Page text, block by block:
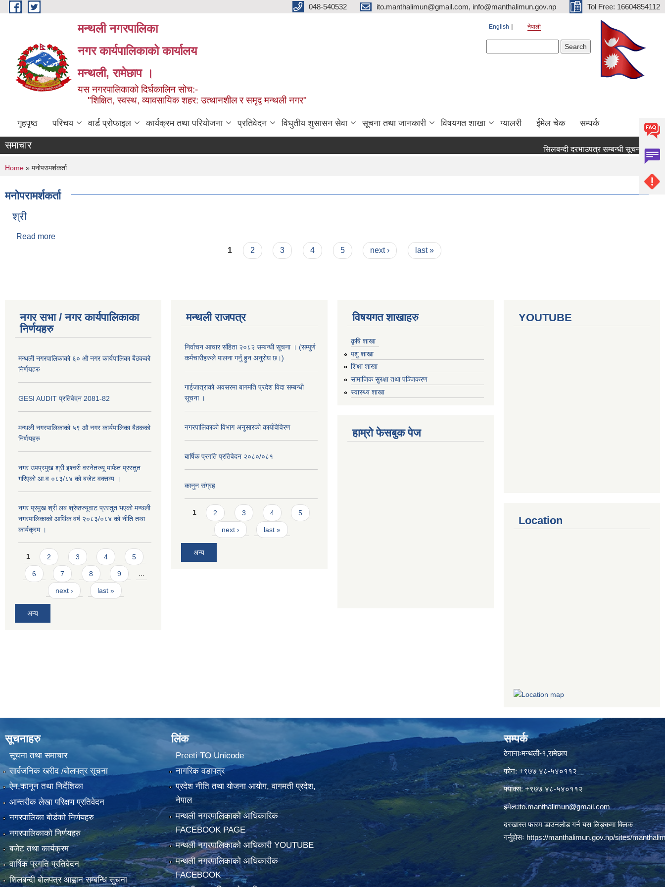
Skip to main content 048-540532 ito.manthalimun@gmail.com, info@manthalimun.gov.np Tol Free: 16604854112
मन्थली नगरपालिका
नगर कार्यपालिकाको कार्यालय
मन्थली, रामेछाप ।
यस नगरपालिकाको दिर्घकालिन सोच:-
"शिक्षित, स्वस्थ, व्यावसायिक शहर: उत्थानशील र समृद्व मन्थली नगर"
English नेपाली
गृहपृष्ठ परिचय वार्ड प्रोफाइल कार्यक्रम तथा परियोजना प्रतिवेदन विधुतीय शुसासन सेवा सूचना तथा जानकारी विषयगत शाखा ग्यालरी ईमेल चेक सम्पर्क
समाचार सिलबन्दी दरभाउपत्र सम्बन्धी सूचना ।
You are here
Home » मनोपरामर्शकर्ता
मनोपरामर्शकर्ता
श्री
Read more
1 2 3 4 5 next › last »
नगर सभा / नगर कार्यपालिकाका
निर्णयहरु
मन्थली नगरपालिकाको ६० औ नगर कार्यपालिका बैठकको
निर्णयहरु
GESI AUDIT प्रतिवेदन 2081-82
मन्थली नगरपालिकाको ५९ औ नगर कार्यपालिका बैठकको
निर्णयहरु
नगर उपप्रमुख श्री इश्वरी वस्नेतज्यू मार्फत प्रस्तुत
गरिएको आ.व ०८३/८४ को बजेट वक्तव्य ।
नगर प्रमुख श्री लब श्रेष्ठज्यूवाट प्रस्तुत भएको मन्थली
नगरपालिकाको आर्थिक वर्ष २०८३/०८४ को नीति तथा
कार्यक्रम ।
Pages
1 2 3 4 5
6 7 8 9 …
next › last »
अन्य
मन्थली राजपत्र
निर्वाचन आचार संहिता २०८२ सम्बन्धी सूचना । (सम्पुर्ण
कर्मचारीहरुले पालना गर्नु हुन अनुरोध छ।)
गाईजात्राको अवसरमा बागमति प्रदेश विदा सम्बन्धी
सूचना ।
नगरपालिकाको विभाग अनुसारको कार्यविविरण
बार्षिक प्रगति प्रतिवेदन २०८०/०८१
कानुन संग्रह
Pages
1 2 3 4 5
next › last »
अन्य
विषयगत शाखाहरु
कृषि शाखा
पशु शाखा
शिक्षा शाखा
सामाजिक सुरक्षा तथा पञ्जिकरण
स्वास्थ्य शाखा
हाम्रो फेसबुक पेज
YOUTUBE
Location
सूचनाहरु
सूचना तथा समाचार
सार्वजनिक खरीद /बोलपत्र सूचना
ऐन,कानून तथा निर्देशिका
आन्तरीक लेखा परिक्षण प्रतिवेदन
नगरपालिका बोर्डको निर्णयहरु
नगरपालिकाको निर्णयहरु
बजेट तथा कार्यक्रम
वार्षिक प्रगति प्रतिवेदन
शिलबन्दी बोलपत्र आह्वान सम्बन्धि सुचना
लिंक
Preeti TO Unicode
नागरिक वडापत्र
प्रदेश नीति तथा योजना आयोग, वागमती प्रदेश,
नेपाल
मन्थली नगरपालिकाको आधिकारिक
FACEBOOK PAGE
मन्थली नगरपालिकाको आधिकारी YOUTUBE
मन्थली नगरपालिकाको आधिकारीक
FACEBOOK
सम्पर्क
ठेगानाःमन्थली-१,रामेछाप
फोन: +९७७ ४८-५४०११२
फ्याक्स: +९७७ ४८-५४०११२
इमेल:ito.manthalimun@gmail.com
दरखास्त फारम डाउनलोड गर्न यस लिङ्कमा क्लिक
गर्नुहोसः https://manthalimun.gov.np/sites/